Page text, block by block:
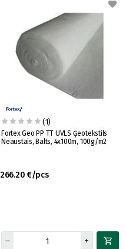
(1)
Fortex Geo PP TT UVLS Ģeotekstils
Neaustais, Balts, 4x100m, 100g/m2
266.20 €/pcs